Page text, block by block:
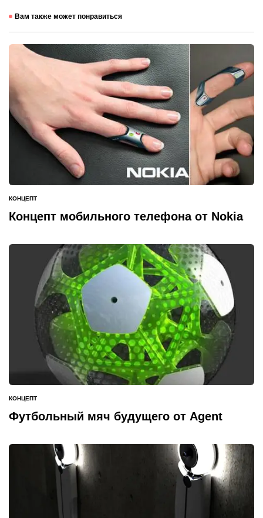
Вам также может понравиться
ОПУБЛИКОВАНО
В
КОНЦЕПТ
Концепт мобильного телефона от Nokia
ОПУБЛИКОВАНО
КОНЦЕПТ
Футбольный мяч будущего от Agent